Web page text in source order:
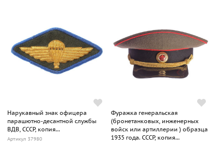
Нарукавный знак офицера
парашютно-десантной службы
ВДВ, СССР, копия...
Артикул 37980
Фуражка генеральская
(бронетанковых, инженерных
войск или артиллерии ) образца
1935 года. СССР, копия...